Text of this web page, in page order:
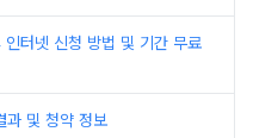
터넷 신청 방법 및 기간 무료
과 및 청약 정보